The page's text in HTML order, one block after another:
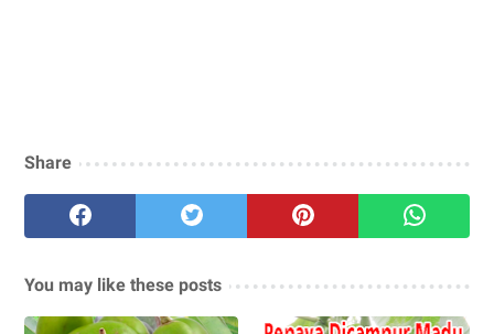
Share
You may like these posts